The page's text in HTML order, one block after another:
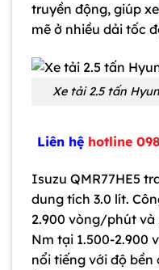
truyền động, giúp
mẽ ở nhiều dải tốc
Xe tải 2.5 tấn
Liên hệ hotline
Isuzu QMR77HE5
dung tích 3.0 lít.
2.900 vòng/phút và
Nm tại 1.500-2.900
nổi tiếng với độ